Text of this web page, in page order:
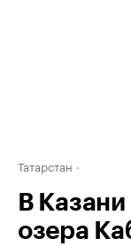
Татарстан
В
озера